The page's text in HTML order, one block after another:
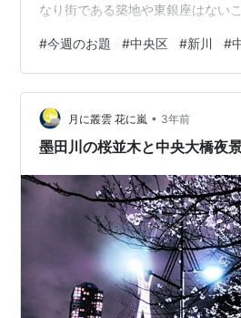
なり街である築地や東銀座はない
てくると、必ずそこで目が覚める
に、私にとっての中央区新川とい
かる中央大橋と ※こちらの画像は
しています。掲載不可等あれば直
翠江堂（すいこうどう）さんの苺
#今週のお題 #中央区 #新川 #
月に叢雲 花に嵐 • 3年前
墨田川の桜並木と中央大橋夜